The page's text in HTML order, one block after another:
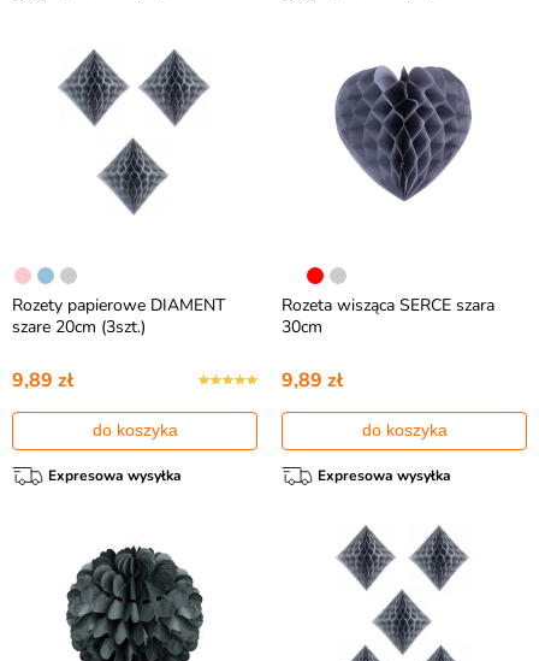
Rozety papierowe DIAMENT
szare 20cm (3szt.)
9,89 zł
do koszyka
Expresowa wysyłka
Rozeta wisząca SERCE szara
30cm
9,89 zł
do koszyka
Expresowa wysyłka